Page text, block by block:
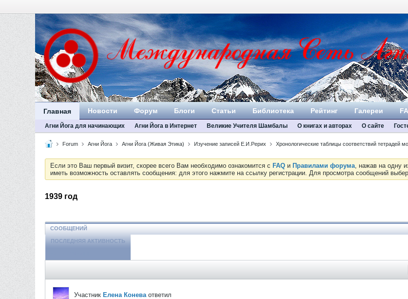
Главная Новости Форум Блоги Статьи Библиотека Рейтинг Галереи
Агни Йога для начинающих Агни Йога в Интернет Великие Учителя Шамбалы О книгах и авторах О сайте
Forum Агни Йога Агни Йога (Живая Этика) Изучение записей Е.И.Рерих Хронологические таблицы соответствий тетрадей
Если это Ваш первый визит, скорее всего Вам необходимо ознакомится с FAQ и Правилами форума, нажав на одну
иметь возможность оставлять сообщения: для этого нажмите на ссылку регистрации. Для просмотра сообщений
1939 год
СООБЩЕНИЙ
ПОСЛЕДНЯЯ АКТИВНОСТЬ
Участник Елена Коневаответил